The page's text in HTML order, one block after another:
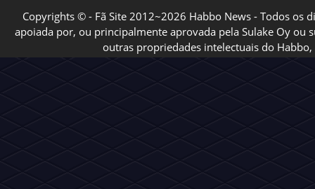
Copyrights © - Fã Site 2012~2026 Habbo News - Todos os
apoiada por, ou principalmente aprovada pela Sulake Oy ou
outras propriedades intelectuais do